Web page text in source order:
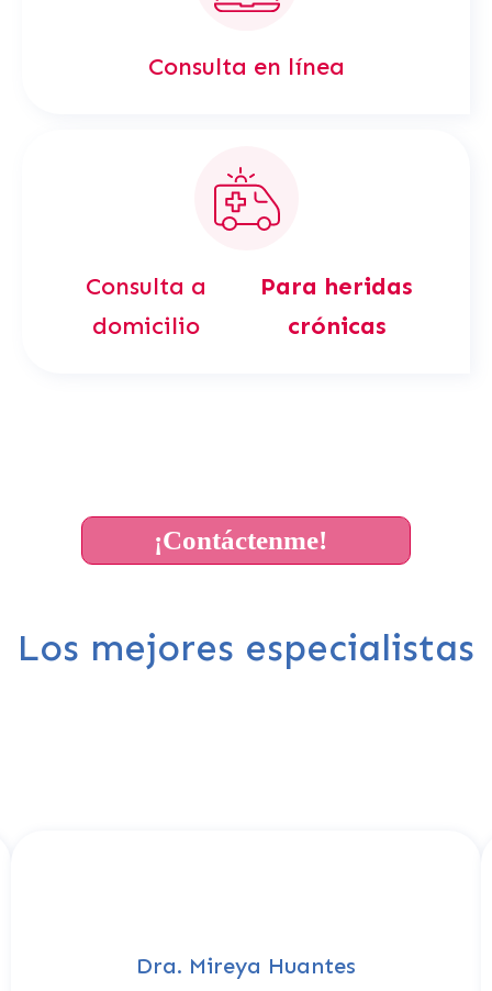
Consulta en línea
Consulta a
domicilio
Para heridas
crónicas
¡Contáctenme!
Los mejores especialistas
Dra. Mireya Huantes